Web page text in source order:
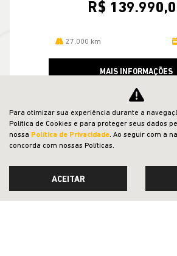
R$
27.000 km
MAIS INFORMAÇÕES
VER TODOS OS VEÍCULOS
Para otimizar sua experiência durante a
Política de Cookies e para proteger seus dados
nossa Política de Privacidade. Ao seguir com a
concorda com nossas Políticas.
ACEITAR